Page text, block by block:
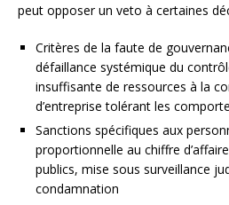
peut opposer un veto à certaines
Critères de la faute de
défaillance systémique du
insuffisante de ressources à la
d’entreprise tolérant les
Sanctions spécifiques aux
proportionnelle au chiffre
publics, mise sous surveillance
condamnation